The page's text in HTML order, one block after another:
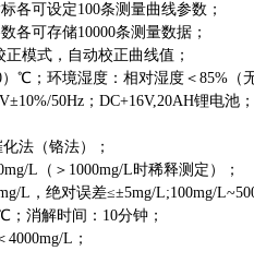
各可设定100条测量曲线参数；
各可存储10000条测量数据；
模式，自动校正曲线值；
℃；环境湿度：相对湿度＜85%（
50Hz；DC+16V,20AH锂电池；
法（铬法）；
L（＞1000mg/L时稀释测定）；
L，绝对误差≤±5mg/L;100mg/
消解时间：10分钟；
L；